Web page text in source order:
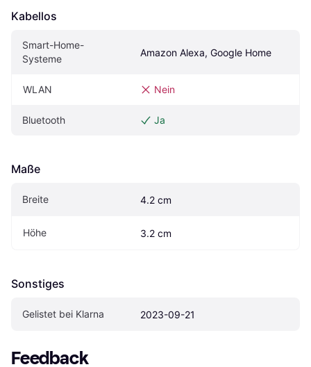
Kabellos
Smart-Home-
Systeme
Amazon Alexa, Google Home
WLAN Nein
Bluetooth Ja
Maße
Breite 4.2 cm
Höhe 3.2 cm
Sonstiges
Gelistet bei Klarna 2023-09-21
Feedback